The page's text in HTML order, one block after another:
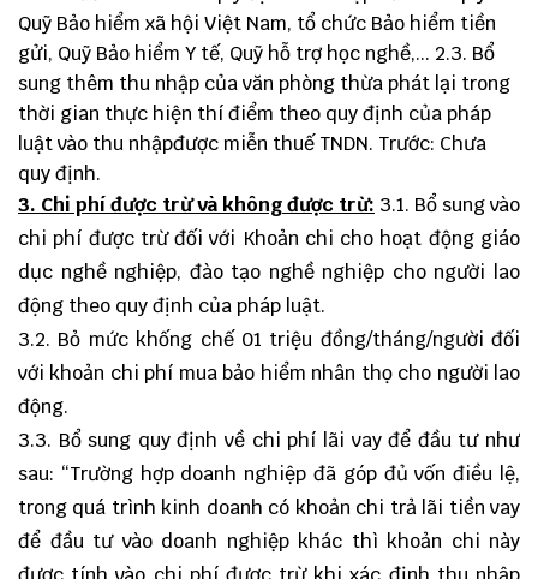
Quỹ Bảo hiểm xã hội Việt Nam, tổ chức Bảo hiểm tiền
gửi, Quỹ Bảo hiểm Y tế, Quỹ hỗ trợ học nghề,... 2.3. Bổ
sung thêm thu nhập của văn phòng thừa phát lại trong
thời gian thực hiện thí điểm theo quy định của pháp
luật vào thu nhậpđược miễn thuế TNDN. Trước: Chưa
quy định.
3. Chi phí được trừ và không được trừ: 3.1. Bổ sung vào
chi phí được trừ đối với Khoản chi cho hoạt động giáo
dục nghề nghiệp, đào tạo nghề nghiệp cho người lao
động theo quy định của pháp luật.
3.2. Bỏ mức khống chế 01 triệu đồng/tháng/người đối
với khoản chi phí mua bảo hiểm nhân thọ cho người lao
động.
3.3. Bổ sung quy định về chi phí lãi vay để đầu tư như
sau: “Trường hợp doanh nghiệp đã góp đủ vốn điều lệ,
trong quá trình kinh doanh có khoản chi trả lãi tiền vay
để đầu tư vào doanh nghiệp khác thì khoản chi này